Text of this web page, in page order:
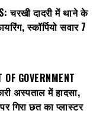
चरखी दादरी में थाने के
स्कॉर्पियो सवार 7
GOVERNMENT
अस्पताल में हादसा,
गिरा छत का प्लास्टर